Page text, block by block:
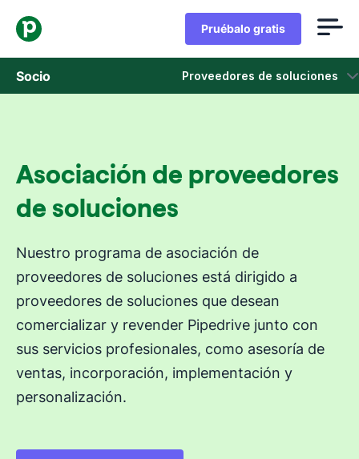
Pruébalo gratis
Socio Proveedores de soluciones
Socios de tecnología
Socios afiliados
Asociación de proveedores
de soluciones
Nuestro programa de asociación de
proveedores de soluciones está dirigido a
proveedores de soluciones que desean
comercializar y revender Pipedrive junto con
sus servicios profesionales, como asesoría de
ventas, incorporación, implementación y
personalización.